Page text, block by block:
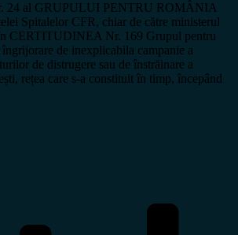
24 al GRUPULUI PENTRU ROMÂNIA
Spitalelor CFR, chiar de către ministerul
CERTITUDINEA Nr. 169 Grupul pentru
de inexplicabila campanie a
de distrugere sau de înstrăinare a
rețea care s-a constituit în timp, începând